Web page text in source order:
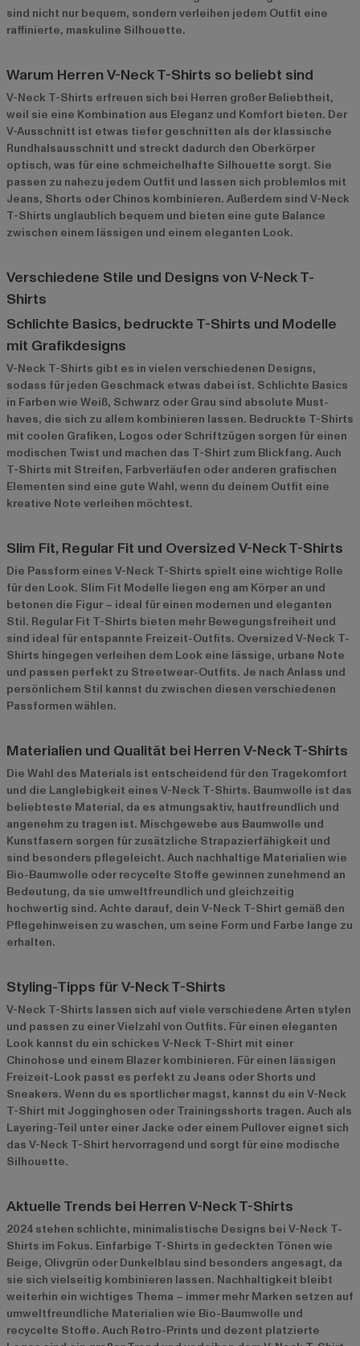
sind nicht nur bequem, sondern verleihen jedem Outfit eine
raffinierte, maskuline Silhouette.
Warum Herren V-Neck T-Shirts so beliebt sind
V-Neck T-Shirts erfreuen sich bei Herren großer Beliebtheit,
weil sie eine Kombination aus Eleganz und Komfort bieten. Der
V-Ausschnitt ist etwas tiefer geschnitten als der klassische
Rundhalsausschnitt und streckt dadurch den Oberkörper
optisch, was für eine schmeichelhafte Silhouette sorgt. Sie
passen zu nahezu jedem Outfit und lassen sich problemlos mit
Jeans, Shorts oder Chinos kombinieren. Außerdem sind V-Neck
T-Shirts unglaublich bequem und bieten eine gute Balance
zwischen einem lässigen und einem eleganten Look.
Verschiedene Stile und Designs von V-Neck T-
Shirts
Schlichte Basics, bedruckte T-Shirts und Modelle
mit Grafikdesigns
V-Neck T-Shirts gibt es in vielen verschiedenen Designs,
sodass für jeden Geschmack etwas dabei ist. Schlichte Basics
in Farben wie Weiß, Schwarz oder Grau sind absolute Must-
haves, die sich zu allem kombinieren lassen. Bedruckte T-Shirts
mit coolen Grafiken, Logos oder Schriftzügen sorgen für einen
modischen Twist und machen das T-Shirt zum Blickfang. Auch
T-Shirts mit Streifen, Farbverläufen oder anderen grafischen
Elementen sind eine gute Wahl, wenn du deinem Outfit eine
kreative Note verleihen möchtest.
Slim Fit, Regular Fit und Oversized V-Neck T-Shirts
Die Passform eines V-Neck T-Shirts spielt eine wichtige Rolle
für den Look. Slim Fit Modelle liegen eng am Körper an und
betonen die Figur – ideal für einen modernen und eleganten
Stil. Regular Fit T-Shirts bieten mehr Bewegungsfreiheit und
sind ideal für entspannte Freizeit-Outfits. Oversized V-Neck T-
Shirts hingegen verleihen dem Look eine lässige, urbane Note
und passen perfekt zu Streetwear-Outfits. Je nach Anlass und
persönlichem Stil kannst du zwischen diesen verschiedenen
Passformen wählen.
Materialien und Qualität bei Herren V-Neck T-Shirts
Die Wahl des Materials ist entscheidend für den Tragekomfort
und die Langlebigkeit eines V-Neck T-Shirts. Baumwolle ist das
beliebteste Material, da es atmungsaktiv, hautfreundlich und
angenehm zu tragen ist. Mischgewebe aus Baumwolle und
Kunstfasern sorgen für zusätzliche Strapazierfähigkeit und
sind besonders pflegeleicht. Auch nachhaltige Materialien wie
Bio-Baumwolle oder recycelte Stoffe gewinnen zunehmend an
Bedeutung, da sie umweltfreundlich und gleichzeitig
hochwertig sind. Achte darauf, dein V-Neck T-Shirt gemäß den
Pflegehinweisen zu waschen, um seine Form und Farbe lange zu
erhalten.
Styling-Tipps für V-Neck T-Shirts
V-Neck T-Shirts lassen sich auf viele verschiedene Arten stylen
und passen zu einer Vielzahl von Outfits. Für einen eleganten
Look kannst du ein schickes V-Neck T-Shirt mit einer
Chinohose und einem Blazer kombinieren. Für einen lässigen
Freizeit-Look passt es perfekt zu Jeans oder Shorts und
Sneakers. Wenn du es sportlicher magst, kannst du ein V-Neck
T-Shirt mit Jogginghosen oder Trainingsshorts tragen. Auch als
Layering-Teil unter einer Jacke oder einem Pullover eignet sich
das V-Neck T-Shirt hervorragend und sorgt für eine modische
Silhouette.
Aktuelle Trends bei Herren V-Neck T-Shirts
2024 stehen schlichte, minimalistische Designs bei V-Neck T-
Shirts im Fokus. Einfarbige T-Shirts in gedeckten Tönen wie
Beige, Olivgrün oder Dunkelblau sind besonders angesagt, da
sie sich vielseitig kombinieren lassen. Nachhaltigkeit bleibt
weiterhin ein wichtiges Thema – immer mehr Marken setzen auf
umweltfreundliche Materialien wie Bio-Baumwolle und
recycelte Stoffe. Auch Retro-Prints und dezent platzierte